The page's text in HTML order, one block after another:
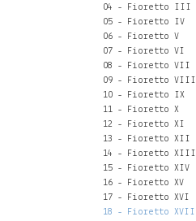
04 - Fioretto III
05 - Fioretto IV
06 - Fioretto V
07 - Fioretto VI
08 - Fioretto VII
09 - Fioretto VIII
10 - Fioretto IX
11 - Fioretto X
12 - Fioretto XI
13 - Fioretto XII
14 - Fioretto XIII
15 - Fioretto XIV
16 - Fioretto XV
17 - Fioretto XVI
18 - Fioretto XVII